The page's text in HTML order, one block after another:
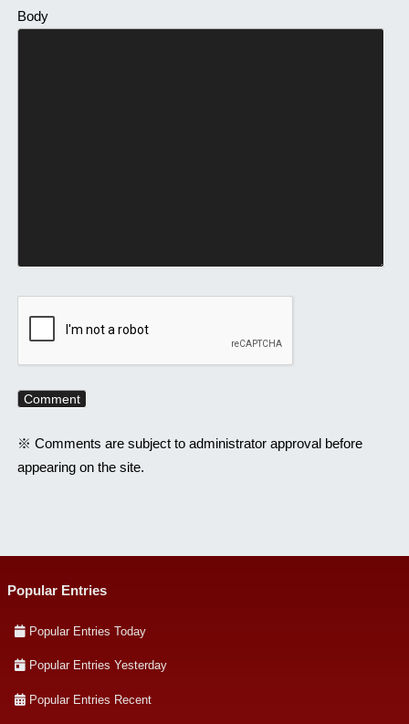
Body
※ Comments are subject to administrator approval before
appearing on the site.
Popular Entries
Popular Entries Today
Popular Entries Yesterday
Popular Entries Recent